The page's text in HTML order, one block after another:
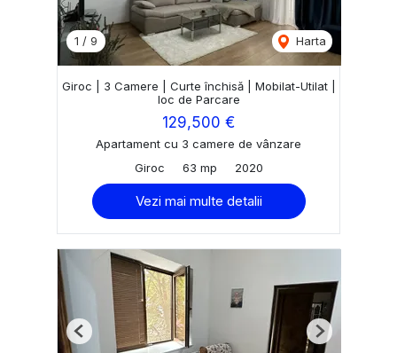
1 / 9 Harta
Giroc | 3 Camere | Curte închisă | Mobilat-Utilat |
loc de Parcare
129,500 €
Apartament cu 3 camere de vânzare
Giroc
63 mp 2020
Vezi mai multe detalii
Previous Next